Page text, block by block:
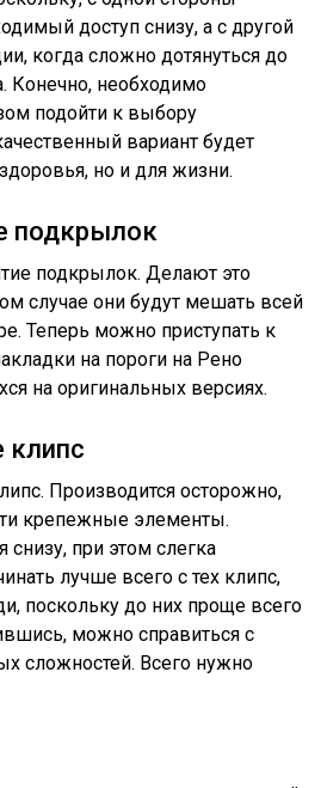
доступ снизу, а с другой
когда сложно дотянуться до
Конечно, необходимо
подойти к выбору
вариант будет
но и для жизни.
подкрылок
подкрылок. Делают это
случае они будут мешать всей
Теперь можно приступать к
на пороги на Рено
на оригинальных версиях.
клипс
Производится осторожно,
крепежные элементы.
снизу, при этом слегка
лучше всего с тех клипс,
поскольку до них проще всего
можно справиться с
сложностей. Всего нужно